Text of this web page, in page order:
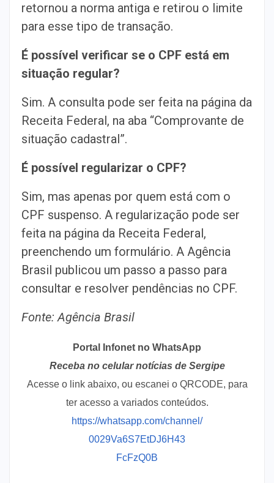
retornou a norma antiga e retirou o limite
para esse tipo de transação.
É possível verificar se o CPF está em
situação regular?
Sim. A consulta pode ser feita na página da
Receita Federal, na aba “Comprovante de
situação cadastral”.
É possível regularizar o CPF?
Sim, mas apenas por quem está com o
CPF suspenso. A regularização pode ser
feita na página da Receita Federal,
preenchendo um formulário. A Agência
Brasil publicou um passo a passo para
consultar e resolver pendências no CPF.
Fonte: Agência Brasil
Portal Infonet no WhatsApp
Receba no celular notícias de Sergipe
Acesse o link abaixo, ou escanei o QRCODE, para
ter acesso a variados conteúdos.
https://whatsapp.com/channel/
0029Va6S7EtDJ6H43
FcFzQ0B